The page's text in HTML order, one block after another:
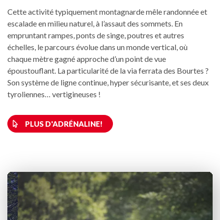
Cette activité typiquement montagnarde mêle randonnée et
escalade en milieu naturel, à l’assaut des sommets. En
empruntant rampes, ponts de singe, poutres et autres
échelles, le parcours évolue dans un monde vertical, où
chaque mètre gagné approche d’un point de vue
époustouflant. La particularité de la via ferrata des Bourtes ?
Son système de ligne continue, hyper sécurisante, et ses deux
tyroliennes… vertigineuses !
PLUS D'ADRÉNALINE!